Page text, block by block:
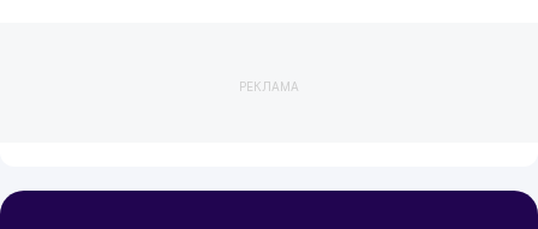
РЕКЛАМА